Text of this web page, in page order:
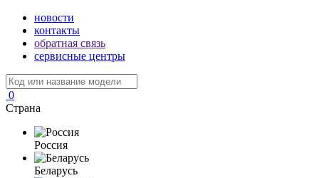
новости
контакты
обратная связь
сервисные центры
0
Страна
Россия
Беларусь